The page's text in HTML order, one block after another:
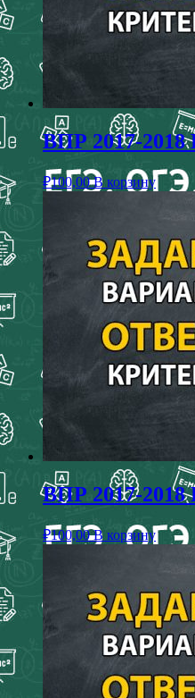
ВПР 2017-2018
₽100,00 В корзину
ВПР 2017-2018
₽100,00 В корзину